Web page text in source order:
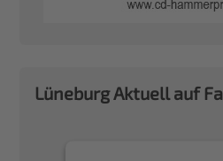
Lüneburg Aktuell auf